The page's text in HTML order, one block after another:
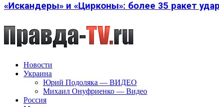
«Искандеры» и «Цирконы»: более 35 ракет
Новости
Украина
Юрий Подоляка — ВИДЕО
Михаил Онуфриенко — Видео
Россия